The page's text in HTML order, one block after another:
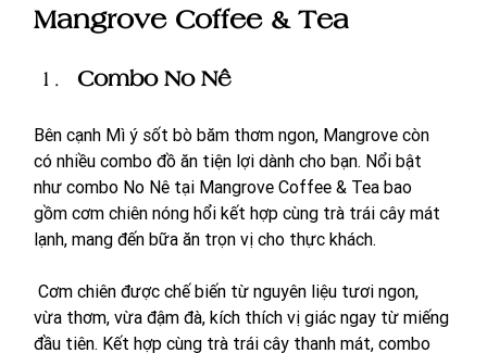
Mangrove Coffee & Tea
Combo No Nê
Bên cạnh Mì ý sốt bò băm thơm ngon, Mangrove còn
có nhiều combo đồ ăn tiện lợi dành cho bạn. Nổi bật
như combo No Nê tại Mangrove Coffee & Tea bao
gồm cơm chiên nóng hổi kết hợp cùng trà trái cây mát
lạnh, mang đến bữa ăn trọn vị cho thực khách.
vừa thơm, vừa đậm đà, kích thích vị giác ngay từ miếng
đầu tiên. Kết hợp cùng trà trái cây thanh mát, combo